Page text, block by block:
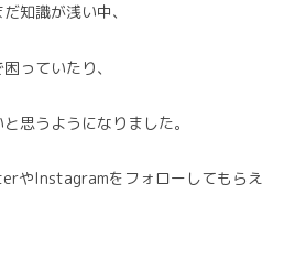
知識が浅い中、
っていたり、
思うようになりました。
やInstagramをフォローしてもらえ